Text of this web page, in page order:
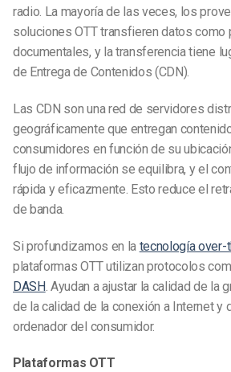
radio. La mayoría de las veces, los
soluciones OTT transfieren datos como
documentales, y la transferencia tiene
de Entrega de Contenidos (CDN).
Las CDN son una red de servidores
geográficamente que entregan
consumidores en función de su
flujo de información se equilibra, y el
rápida y eficazmente. Esto reduce el
de banda.
Si profundizamos en la tecnología over-
plataformas OTT utilizan protocolos
DASH. Ayudan a ajustar la calidad de la
de la calidad de la conexión a Internet y
ordenador del consumidor.
Plataformas OTT